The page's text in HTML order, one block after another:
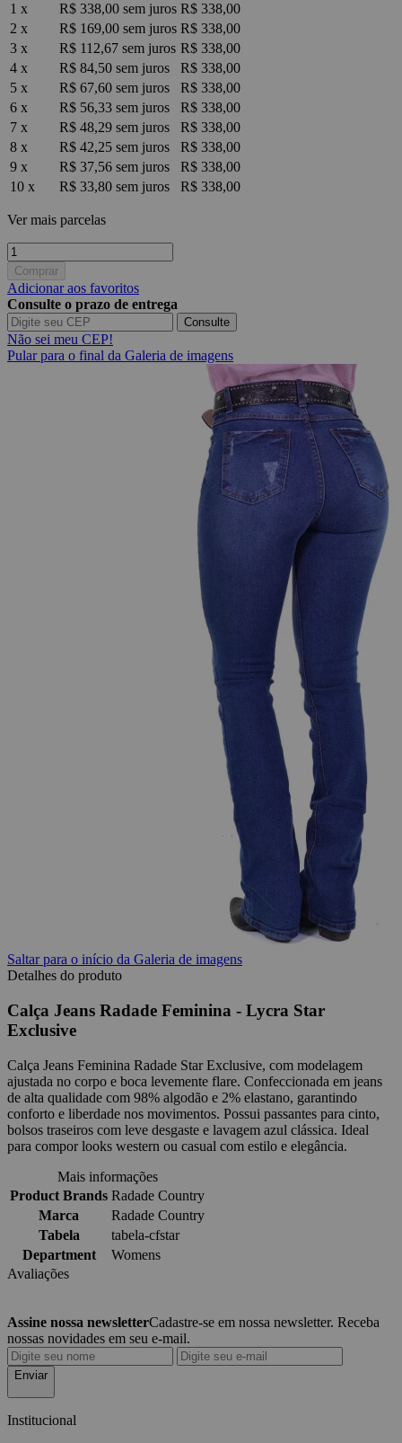
1 x
R$ 338,00 sem juros R$ 338,00
2 x
R$ 169,00 sem juros R$ 338,00
3 x
R$ 112,67 sem juros R$ 338,00
4 x
R$ 84,50 sem juros
R$ 338,00
5 x
R$ 67,60 sem juros
R$ 338,00
6 x
R$ 56,33 sem juros
R$ 338,00
7 x
R$ 48,29 sem juros
R$ 338,00
8 x
R$ 42,25 sem juros
R$ 338,00
9 x
R$ 37,56 sem juros
R$ 338,00
10 x
R$ 33,80 sem juros R$ 338,00
Ver mais parcelas
Comprar
Adicionar aos favoritos
Consulte o prazo de entrega
Consulte
Não sei meu CEP!
Pular para o final da Galeria de imagens
Saltar para o início da Galeria de imagens
Detalhes do produto
Calça Jeans Radade Feminina - Lycra Star
Exclusive
Calça Jeans Feminina Radade Star Exclusive, com modelagem
ajustada no corpo e boca levemente flare. Confeccionada em jeans
de alta qualidade com 98% algodão e 2% elastano, garantindo
conforto e liberdade nos movimentos. Possui passantes para cinto,
bolsos traseiros com leve desgaste e lavagem azul clássica. Ideal
para compor looks western ou casual com estilo e elegância.
Mais informações
Product Brands Radade Country
Marca
Radade Country
Tabela
tabela-cfstar
Department
Womens
Avaliações
Assine nossa newsletterCadastre-se em nossa newsletter. Receba
nossas novidades em seu e-mail.
Enviar
Institucional